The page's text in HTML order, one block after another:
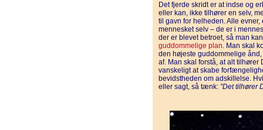
Det fjerde skridt er at indse og
eller kan, ikke tilhører en selv,
til gavn for helheden. Alle
mennesket selv – de er i
der er blevet betroet, så man
guddommelige plan. Man skal
den højeste guddommelige
af. Man skal forstå, at alt tilhører
vanskeligt at skabe
bevidstheden om adskillelse.
eller sagt, så tænk: ”Det tilhører